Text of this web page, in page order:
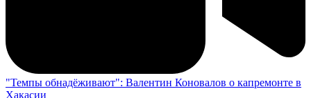
"Темпы обнадёживают": Валентин Коновалов о капремонте в
Хакасии